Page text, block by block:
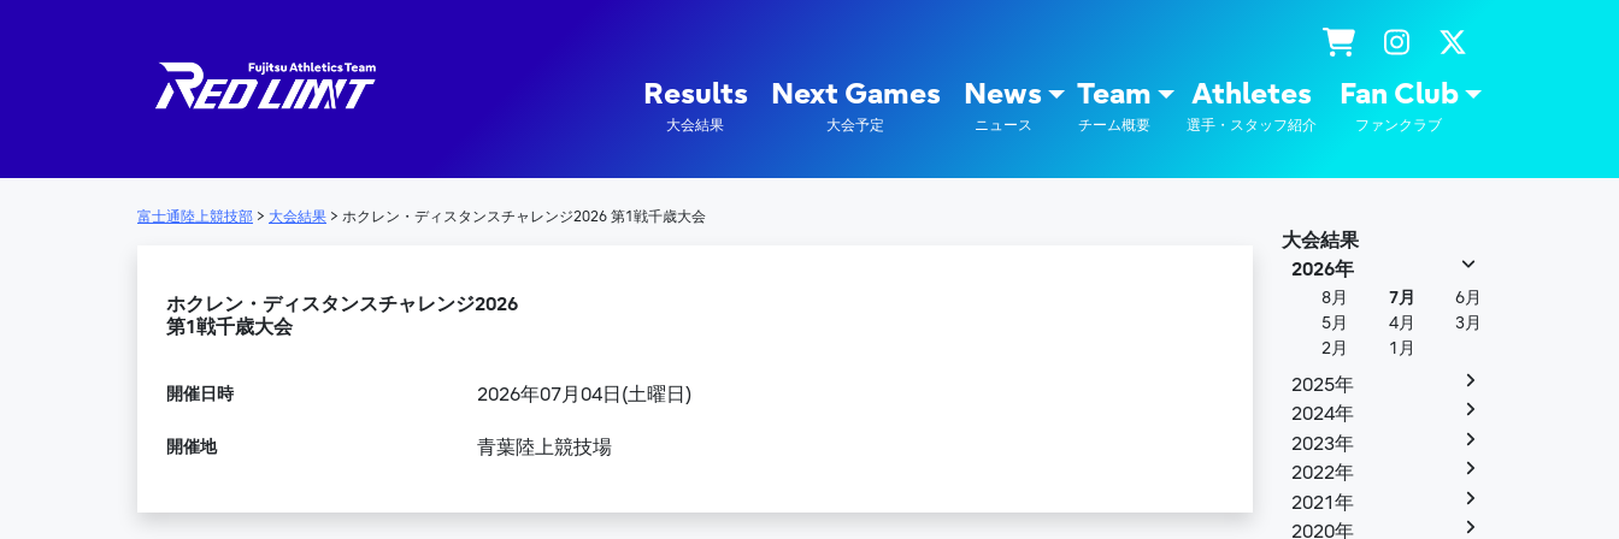
メインナビゲーション
Results
大会結果
Next Games
大会予定
News
ニュース
Team
チーム概要
Athletes
選手・スタッフ紹介
Fan Club
ファンクラブ
富士通陸上競技部 > 大会結果 > ホクレン・ディスタンスチャレンジ2026 第1戦千歳大会
ホクレン・ディスタンスチャレンジ2026
第1戦千歳大会
開催日時 2026年07月04日(土曜日)
開催地 青葉陸上競技場
大会結果
2026年
8月 7月
6月
5月
4月
3月
2月
1月
2025年
2024年
2023年
2022年
2021年
2020年